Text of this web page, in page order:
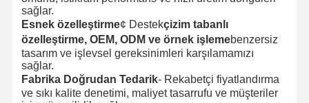
sağlar.
Esnek özelleştirme¢ Destekçizim tabanlı
özelleştirme, OEM, ODM ve örnek işlemebenzersiz
tasarım ve işlevsel gereksinimleri karşılamamızı
sağlar.
Fabrika Doğrudan Tedarik- Rekabetçi fiyatlandırma
ve sıkı kalite denetimi, maliyet tasarrufu ve müşteriler